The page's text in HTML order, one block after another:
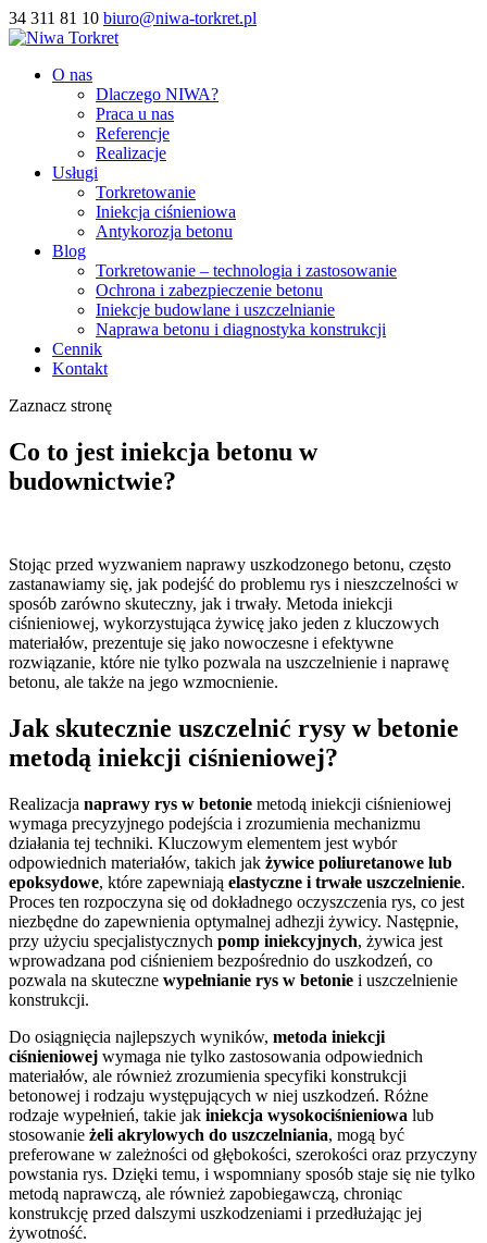
34 311 81 10 biuro@niwa-torkret.pl
O nas
Dlaczego NIWA?
Praca u nas
Referencje
Realizacje
Usługi
Torkretowanie
Iniekcja ciśnieniowa
Antykorozja betonu
Blog
Torkretowanie – technologia i zastosowanie
Ochrona i zabezpieczenie betonu
Iniekcje budowlane i uszczelnianie
Naprawa betonu i diagnostyka konstrukcji
Cennik
Kontakt
Zaznacz stronę
Co to jest iniekcja betonu w
budownictwie?
Stojąc przed wyzwaniem naprawy uszkodzonego betonu, często
zastanawiamy się, jak podejść do problemu rys i nieszczelności w
sposób zarówno skuteczny, jak i trwały. Metoda iniekcji
ciśnieniowej, wykorzystująca żywicę jako jeden z kluczowych
materiałów, prezentuje się jako nowoczesne i efektywne
rozwiązanie, które nie tylko pozwala na uszczelnienie i naprawę
betonu, ale także na jego wzmocnienie.
Jak skutecznie uszczelnić rysy w betonie
metodą iniekcji ciśnieniowej?
Realizacja naprawy rys w betonie metodą iniekcji ciśnieniowej
wymaga precyzyjnego podejścia i zrozumienia mechanizmu
działania tej techniki. Kluczowym elementem jest wybór
odpowiednich materiałów, takich jak żywice poliuretanowe lub
epoksydowe, które zapewniają elastyczne i trwałe uszczelnienie.
Proces ten rozpoczyna się od dokładnego oczyszczenia rys, co jest
niezbędne do zapewnienia optymalnej adhezji żywicy. Następnie,
przy użyciu specjalistycznych pomp iniekcyjnych, żywica jest
wprowadzana pod ciśnieniem bezpośrednio do uszkodzeń, co
pozwala na skuteczne wypełnianie rys w betonie i uszczelnienie
konstrukcji.
Do osiągnięcia najlepszych wyników, metoda iniekcji
ciśnieniowej wymaga nie tylko zastosowania odpowiednich
materiałów, ale również zrozumienia specyfiki konstrukcji
betonowej i rodzaju występujących w niej uszkodzeń. Różne
rodzaje wypełnień, takie jak iniekcja wysokociśnieniowa lub
stosowanie żeli akrylowych do uszczelniania, mogą być
preferowane w zależności od głębokości, szerokości oraz przyczyny
powstania rys. Dzięki temu, i wspomniany sposób staje się nie tylko
metodą naprawczą, ale również zapobiegawczą, chroniąc
konstrukcję przed dalszymi uszkodzeniami i przedłużając jej
żywotność.